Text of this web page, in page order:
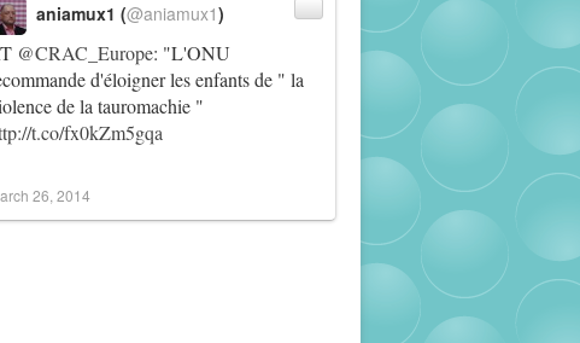
@CRAC_Europe: "L'ONU
d'éloigner les enfants de " la
de la tauromachie "
t.co/fx0kZm5gqa
aniamux1 (@aniamux1)
26, 2014